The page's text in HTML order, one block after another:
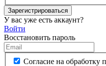
Зарегистрироваться
У вас уже есть аккаунт?
Войти
Восстановить пароль
Согласие на обработку